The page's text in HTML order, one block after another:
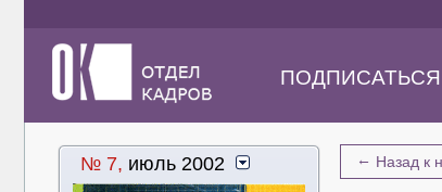
ПОДПИСАТЬСЯ
№ 7, июль 2002 ← Назад к